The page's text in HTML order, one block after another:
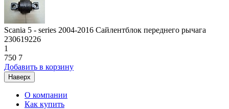
Scania 5 - series 2004-2016 Сайлентблок переднего рычага
230619226
1
750 7
Добавить в корзину
Наверх
О компании
Как купить